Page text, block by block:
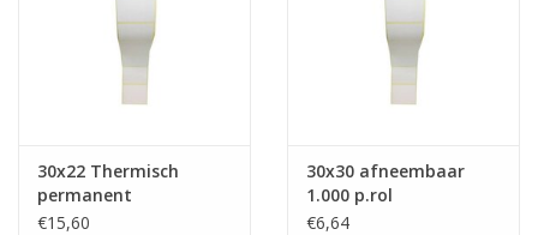
30x22 Thermisch
permanent
€15,60
30x30 afneembaar
1.000 p.rol
€6,64